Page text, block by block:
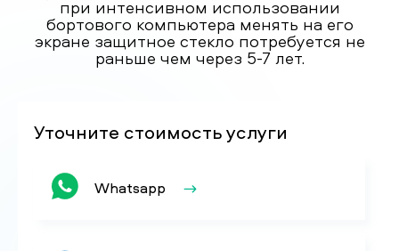
при интенсивном использовании
бортового компьютера менять на его
экране защитное стекло потребуется не
раньше чем через 5-7 лет.
Уточните стоимость услуги
Whatsapp